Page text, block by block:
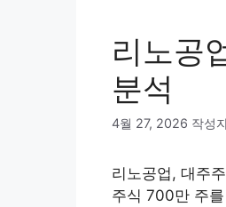
리노공
분석
4월 27, 2026 작성
리노공업, 대주
주식 700만 주